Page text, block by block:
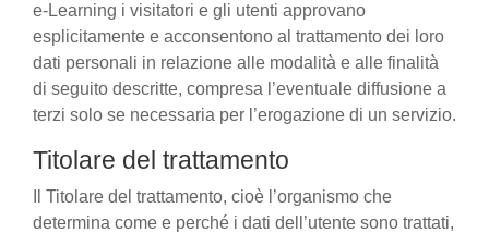
e-Learning i visitatori e gli utenti approvano
esplicitamente e acconsentono al trattamento dei loro
dati personali in relazione alle modalità e alle finalità
di seguito descritte, compresa l’eventuale diffusione a
terzi solo se necessaria per l’erogazione di un servizio.
Titolare del trattamento
Il Titolare del trattamento, cioè l’organismo che
determina come e perché i dati dell’utente sono trattati,